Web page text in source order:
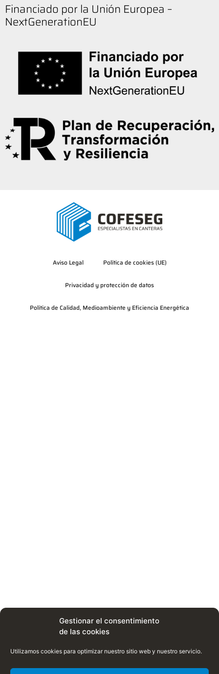
Gestionar el consentimiento
de las cookies
Utilizamos cookies para optimizar nuestro sitio web y nuestro servicio.
Financiado por la Unión Europea –
NextGenerationEU
Aviso Legal Política de cookies (UE)
Privacidad y protección de datos
Política de Calidad, Medioambiente y Eficiencia Energética